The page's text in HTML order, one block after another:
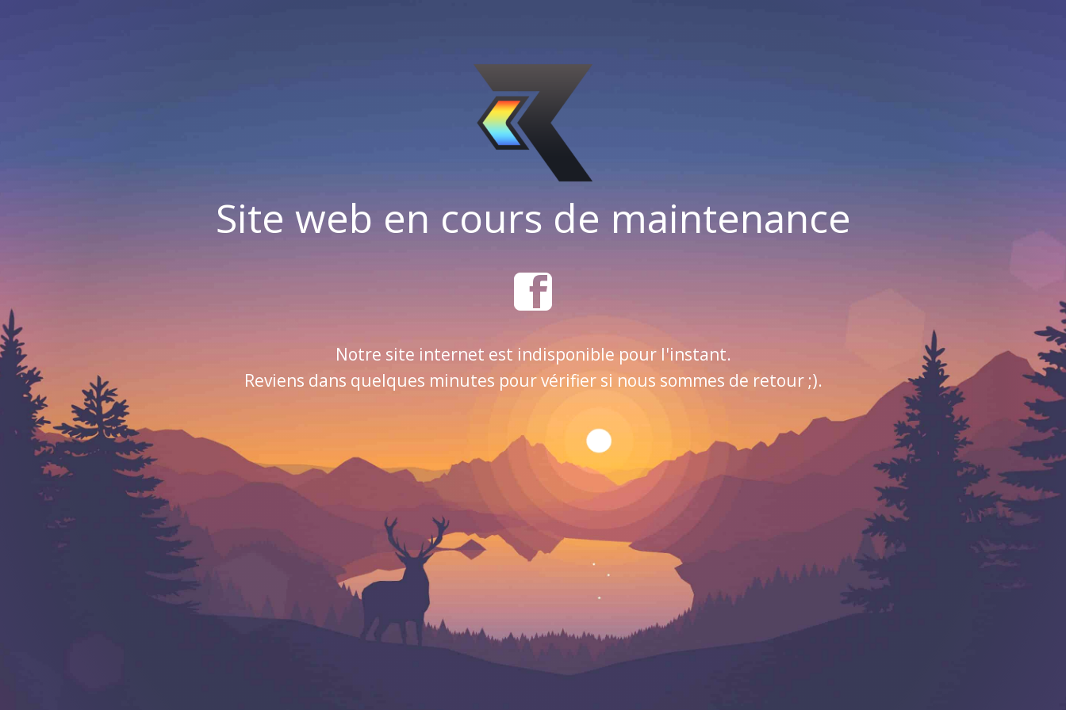
Site web en cours de maintenance
Notre site internet est indisponible pour l'instant.
Reviens dans quelques minutes pour vérifier si nous sommes de retour ;).